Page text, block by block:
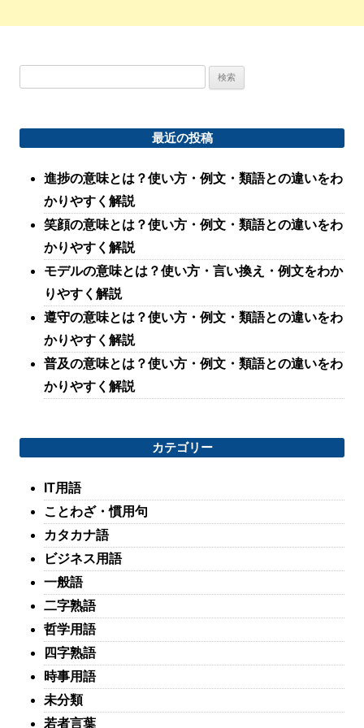
最近の投稿
進捗の意味とは？使い方・例文・類語との違いをわ
かりやすく解説
笑顔の意味とは？使い方・例文・類語との違いをわ
かりやすく解説
モデルの意味とは？使い方・言い換え・例文をわか
りやすく解説
遵守の意味とは？使い方・例文・類語との違いをわ
かりやすく解説
普及の意味とは？使い方・例文・類語との違いをわ
かりやすく解説
カテゴリー
IT用語
ことわざ・慣用句
カタカナ語
ビジネス用語
一般語
二字熟語
哲学用語
四字熟語
時事用語
未分類
若者言葉